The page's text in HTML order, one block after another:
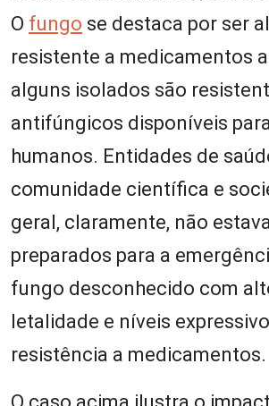
O fungo se destaca por ser
resistente a medicamentos
alguns isolados são
antifúngicos disponíveis
humanos. Entidades de
comunidade científica e
geral, claramente, não
preparados para a
fungo desconhecido com
letalidade e níveis
resistência a medicamentos.